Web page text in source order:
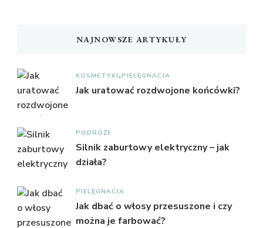
NAJNOWSZE ARTYKUŁY
KOSMETYKI PIELĘGNACJA
Jak uratować rozdwojone końcówki?
PODRÓŻE
Silnik zaburtowy elektryczny – jak
działa?
PIELĘGNACJA
Jak dbać o włosy przesuszone i czy
można je farbować?